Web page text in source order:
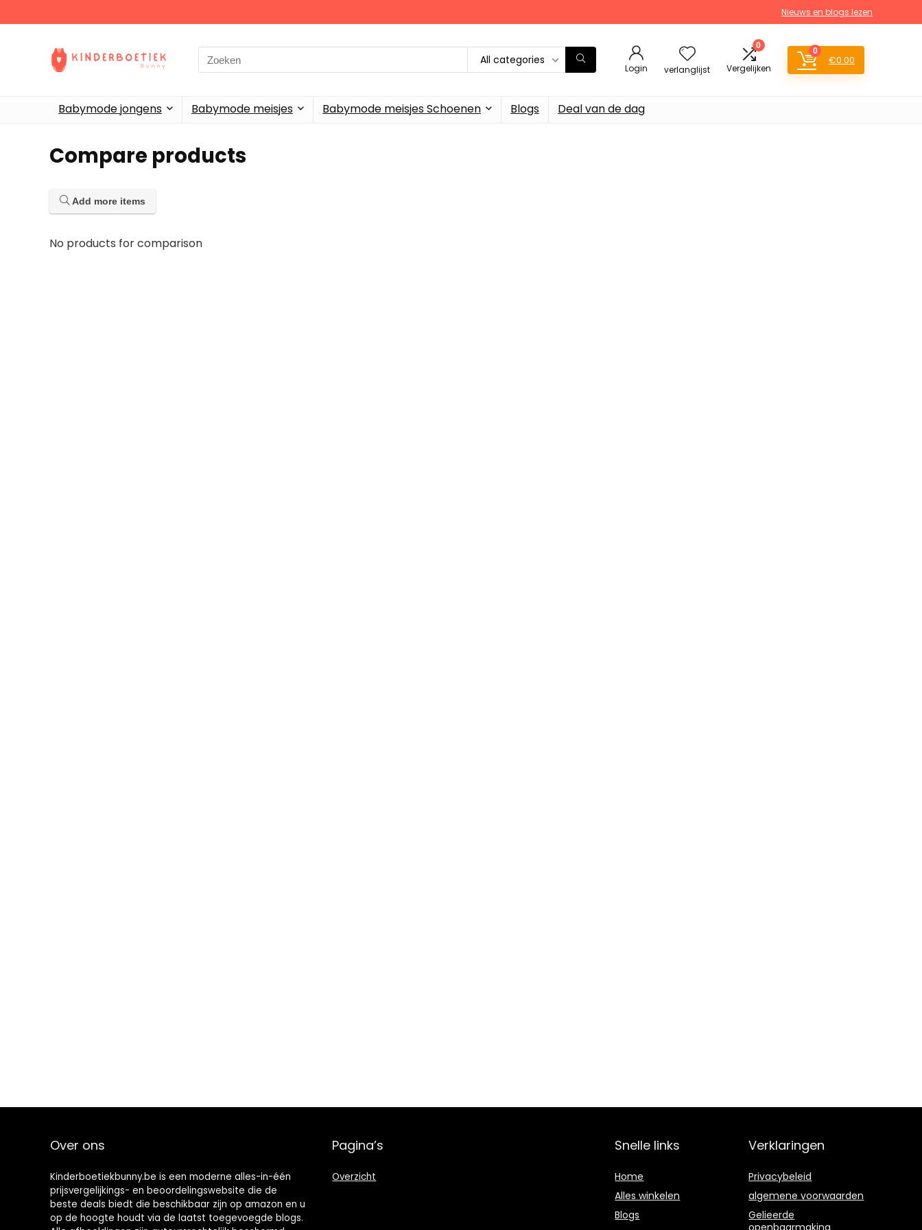
Nieuws en blogs lezen
Search
for:
All categories
Login verlanglijst
0
Vergelijken
0
€0.00
Babymode jongens Babymode meisjes Babymode meisjes Schoenen Blogs Deal van de dag
Compare products
Add more items
No products for comparison
Over ons
Kinderboetiekbunny.be is een moderne alles-in-één
prijsvergelijkings- en beoordelingswebsite die de
beste deals biedt die beschikbaar zijn op amazon en u
op de hoogte houdt via de laatst toegevoegde blogs.
Pagina’s
Overzicht
Snelle links
Home
Alles winkelen
Blogs
Verklaringen
Privacybeleid
algemene voorwaarden
Gelieerde
openbaarmaking